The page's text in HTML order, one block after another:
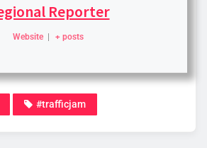
Reporter
Website | + posts
#trafficjam